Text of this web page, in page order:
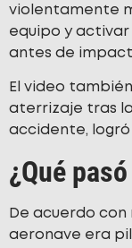
violentamente
equipo y
antes de
El video
aterrizaje tras
accidente,
¿Qué
De acuerdo
aeronave era